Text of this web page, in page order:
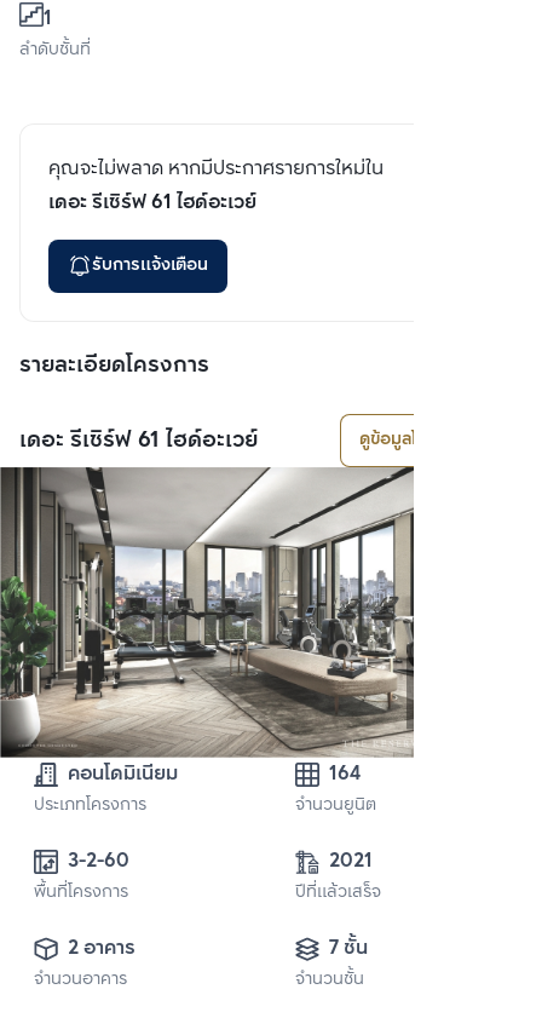
1
ลำดับชั้นที่
คุณจะไม่พลาด หากมีประกาศรายการใหม่ใน
เดอะ รีเซิร์ฟ 61 ไฮด์อะเวย์
รับการแจ้งเตือน
รายละเอียดโครงการ
เดอะ รีเซิร์ฟ 61 ไฮด์อะเวย์ ดูข้อมูลโครงการ
คอนโดมิเนียม
ประเภทโครงการ
164
จำนวนยูนิต
พื้นที่โครงการ
2021
ปีที่แล้วเสร็จ
2 อาคาร
จำนวนอาคาร
7 ชั้น
จำนวนชั้น